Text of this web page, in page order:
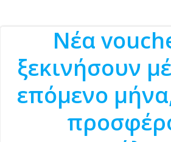
Νέα
ξεκινήσουν
επόμενο